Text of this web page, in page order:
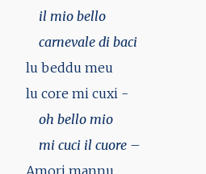
il mio bello
carnevale di baci
lu beddu meu
lu core mi cuxi -
oh bello mio
mi cuci il cuore –